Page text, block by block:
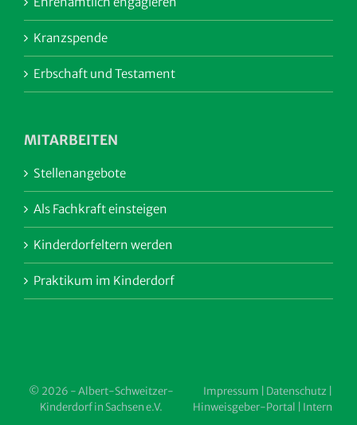
Kranzspende
Erbschaft und Testament
MITARBEITEN
Stellenangebote
Als Fachkraft einsteigen
Kinderdorfeltern werden
Praktikum im Kinderdorf
© 2026 - Albert-Schweitzer-
Kinderdorf in Sachsen e.V.
Impressum Datenschutz
Hinweisgeber-Portal
Intern